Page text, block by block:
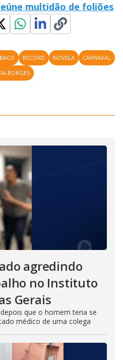
multidão de foliões
RECORD NOVELA
CARNAVAL
BORGES
agredindo
no Instituto
Gerais
que o homem teria se
médico de uma colega